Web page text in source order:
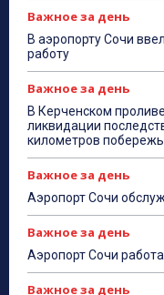
Важное за день
В аэропорту Сочи
работу
Важное за день
В Керченском
ликвидации
километров
Важное за день
Аэропорт Сочи
Важное за день
Аэропорт Сочи
Важное за день